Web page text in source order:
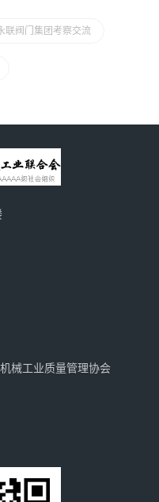
联阀门集团考察交流
械工业质量管理协会